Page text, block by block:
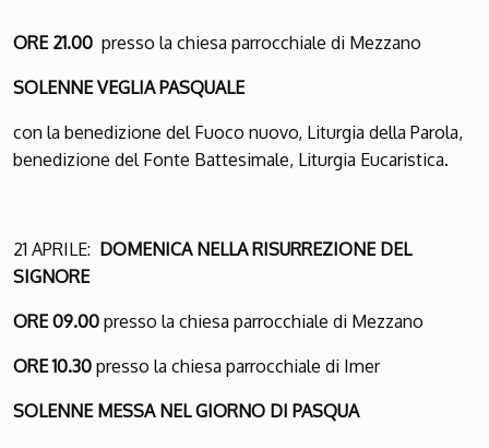
ORE 21.00 presso la chiesa parrocchiale di Mezzano
SOLENNE VEGLIA PASQUALE
con la benedizione del Fuoco nuovo, Liturgia della Parola,
benedizione del Fonte Battesimale, Liturgia Eucaristica.
21 APRILE: DOMENICA NELLA RISURREZIONE DEL
SIGNORE
ORE 09.00 presso la chiesa parrocchiale di Mezzano
ORE 10.30 presso la chiesa parrocchiale di Imer
SOLENNE MESSA NEL GIORNO DI PASQUA